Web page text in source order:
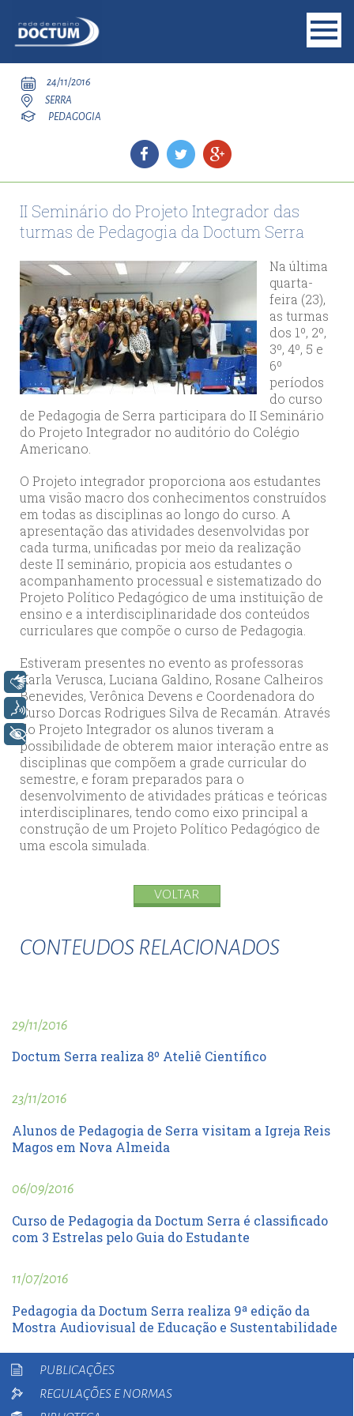
24/11/2016
SERRA
PEDAGOGIA
II Seminário do Projeto Integrador das
turmas de Pedagogia da Doctum Serra
Na última
quarta-
feira (23),
as turmas
dos 1º, 2º,
3º, 4º, 5 e
6º
períodos
do curso
de Pedagogia de Serra participara do II Seminário
do Projeto Integrador no auditório do Colégio
Americano.
O Projeto integrador proporciona aos estudantes
uma visão macro dos conhecimentos construídos
em todas as disciplinas ao longo do curso. A
apresentação das atividades desenvolvidas por
cada turma, unificadas por meio da realização
deste II seminário, propicia aos estudantes o
acompanhamento processual e sistematizado do
Projeto Político Pedagógico de uma instituição de
ensino e a interdisciplinaridade dos conteúdos
curriculares que compõe o curso de Pedagogia.
Estiveram presentes no evento as professoras
Karla Verusca, Luciana Galdino, Rosane Calheiros
Benevides, Verônica Devens e Coordenadora do
Curso Dorcas Rodrigues Silva de Recamán. Através
do Projeto Integrador os alunos tiveram a
possibilidade de obterem maior interação entre as
disciplinas que compõem a grade curricular do
semestre, e foram preparados para o
desenvolvimento de atividades práticas e teóricas
interdisciplinares, tendo como eixo principal a
construção de um Projeto Político Pedagógico de
uma escola simulada.
VOLTAR
CONTEUDOS RELACIONADOS
29/11/2016
Doctum Serra realiza 8º Ateliê Científico
23/11/2016
Alunos de Pedagogia de Serra visitam a Igreja Reis
Magos em Nova Almeida
06/09/2016
Curso de Pedagogia da Doctum Serra é classificado
com 3 Estrelas pelo Guia do Estudante
11/07/2016
Pedagogia da Doctum Serra realiza 9ª edição da
Mostra Audiovisual de Educação e Sustentabilidade
PUBLICAÇÕES
REGULAÇÕES E NORMAS
Libras
Voz
+ Acessibilidade